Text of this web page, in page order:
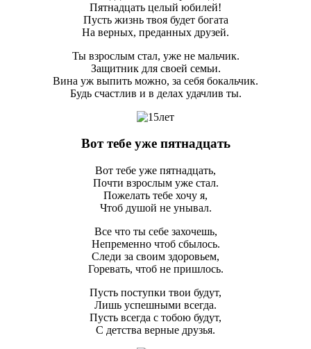
Пятнадцать целый юбилей!
Пусть жизнь твоя будет богата
На верных, преданных друзей.
Ты взрослым стал, уже не мальчик.
Защитник для своей семьи.
Вина уж выпить можно, за себя бокальчик.
Будь счастлив и в делах удачлив ты.
Вот тебе уже пятнадцать
Вот тебе уже пятнадцать,
Почти взрослым уже стал.
Пожелать тебе хочу я,
Чтоб душой не унывал.
Все что ты себе захочешь,
Непременно чтоб сбылось.
Следи за своим здоровьем,
Горевать, чтоб не пришлось.
Пусть поступки твои будут,
Лишь успешными всегда.
Пусть всегда с тобою будут,
С детства верные друзья.